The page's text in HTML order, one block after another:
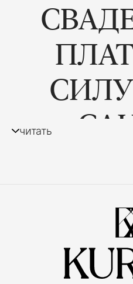
мягкие линии
пропорции,
позволяют
независимо от
В Санкт-Петербурге
читать